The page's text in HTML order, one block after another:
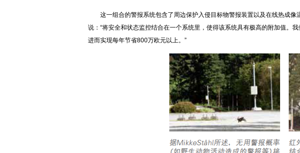
这一组合的警报系统包含了周边保护入侵目标物警报装置以及在线热成
说：“将安全和状态监控结合在一个系统里，使得该系统具有极高的附加值。
进而实现每年节省800万欧元以上。”